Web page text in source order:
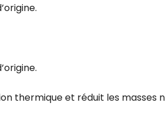
thermique et réduit les masses